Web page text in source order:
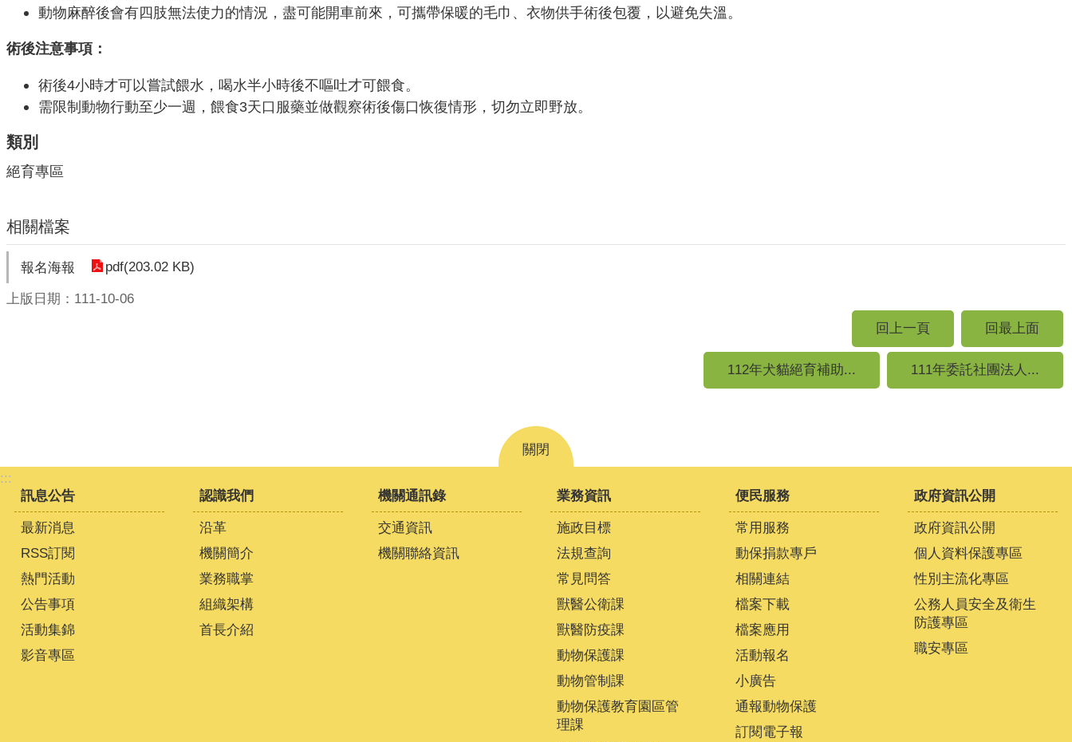
動物麻醉後會有四肢無法使力的情況，盡可能開車前來，可攜帶保暖的毛巾、衣物供手術後包覆，以避免失溫。
術後注意事項：
術後4小時才可以嘗試餵水，喝水半小時後不嘔吐才可餵食。
需限制動物行動至少一週，餵食3天口服藥並做觀察術後傷口恢復情形，切勿立即野放。
類別
絕育專區
相關檔案
報名海報 pdf(203.02 KB)
上版日期：111-10-06
回上一頁
回最上面
112年犬貓絕育補助... 111年委託社團法人...
關閉
:::
訊息公告
最新消息
RSS訂閱
熱門活動
公告事項
活動集錦
影音專區
認識我們
沿革
機關簡介
業務職掌
組織架構
首長介紹
機關通訊錄
交通資訊
機關聯絡資訊
業務資訊
施政目標
法規查詢
常見問答
獸醫公衛課
獸醫防疫課
動物保護課
動物管制課
動物保護教育園區管
理課
便民服務
常用服務
動保捐款專戶
相關連結
檔案下載
檔案應用
活動報名
小廣告
通報動物保護
訂閱電子報
政府資訊公開
政府資訊公開
個人資料保護專區
性別主流化專區
公務人員安全及衛生
防護專區
職安專區